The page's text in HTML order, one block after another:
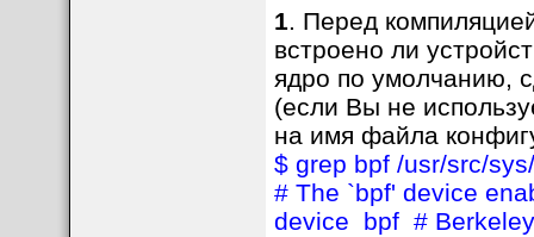
1. Перед
встроено ли
ядро по умолчанию,
(если Вы не
на имя файла
$ grep bpf /usr/src/
# The `bpf' device
device bpf #